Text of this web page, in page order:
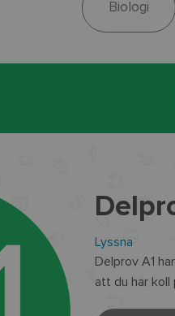
Biologi
Lyssna
Delprov A1
att du har koll